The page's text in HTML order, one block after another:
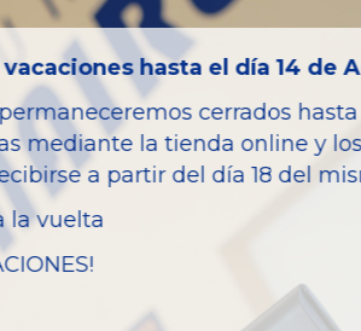
hasta el día 14 de
cerrados hasta
mediante la tienda online y
a partir del día 18 del
la vuelta